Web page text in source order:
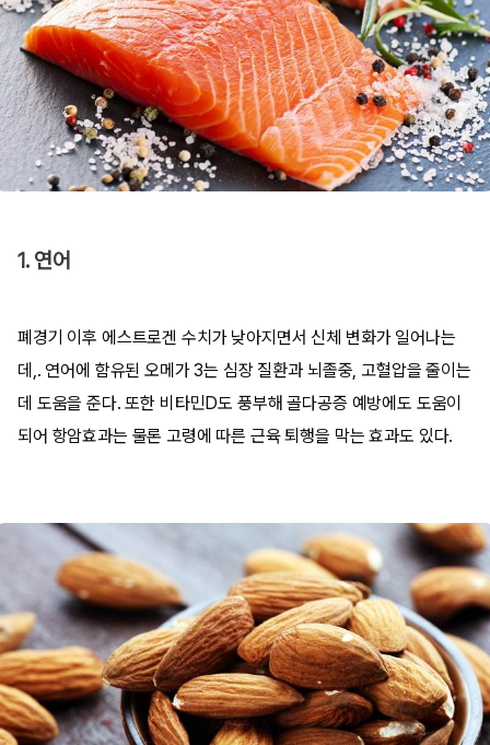
1. 연어
폐경기 이후 에스트로겐 수치가 낮아지면서 신체 변화가 일어나는
데,. 연어에 함유된 오메가 3는 심장 질환과 뇌졸중, 고혈압을 줄이는
데 도움을 준다. 또한 비타민D도 풍부해 골다공증 예방에도 도움이
되어 항암효과는 물론 고령에 따른 근육 퇴행을 막는 효과도 있다.